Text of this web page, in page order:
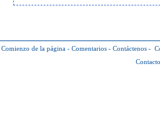
Comienzo de la página - Comentarios - Contáctenos -